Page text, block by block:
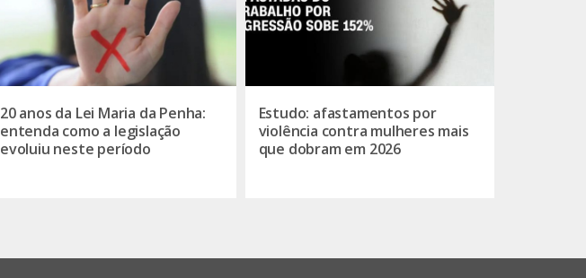
20 anos da Lei Maria da Penha:
entenda como a legislação
evoluiu neste período
Estudo: afastamentos por
violência contra mulheres mais
que dobram em 2026